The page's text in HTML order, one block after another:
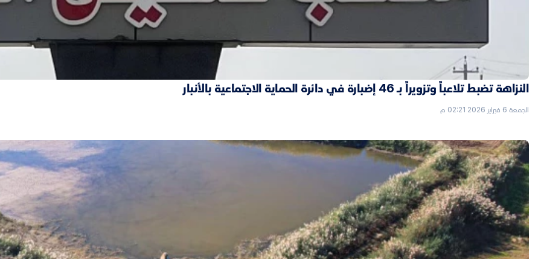
النزاهة تضبط تلاعباً وتزويراً بـ 46 إضبارة في دائرة الحماية الاجتماعية بالأنبار
الجمعة 6 فبراير 2026 02:21 م